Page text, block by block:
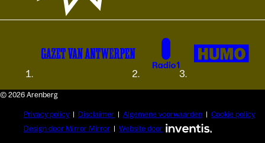
© 2026 Arenberg
Privacy policy Disclaimer Algemene voorwaarden
Cookie policy
Design door Mirror Mirror
Website door